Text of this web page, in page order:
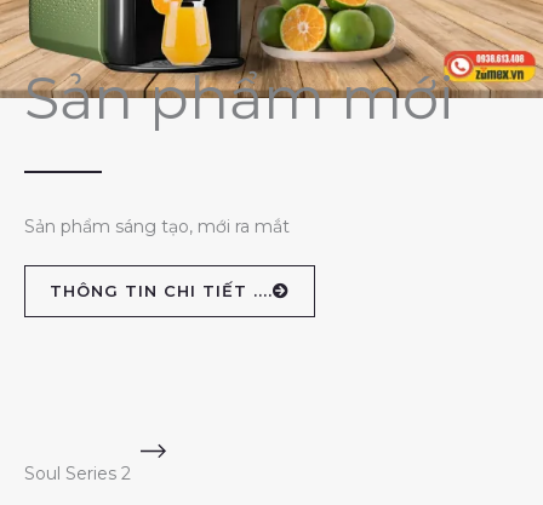
Sản phẩm mới
Sản phẩm sáng tạo, mới ra mắt
THÔNG TIN CHI TIẾT ....
Soul Series 2